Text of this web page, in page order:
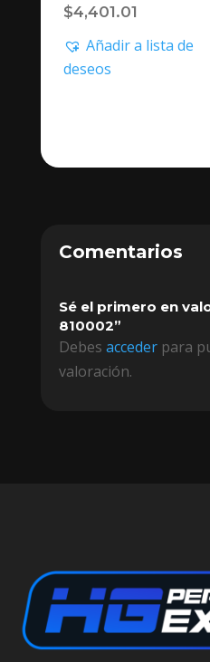
$4,401.01
Añadir a lista de
deseos
Comentarios
Sé el primero en
810002”
Debes accederpara
valoración.